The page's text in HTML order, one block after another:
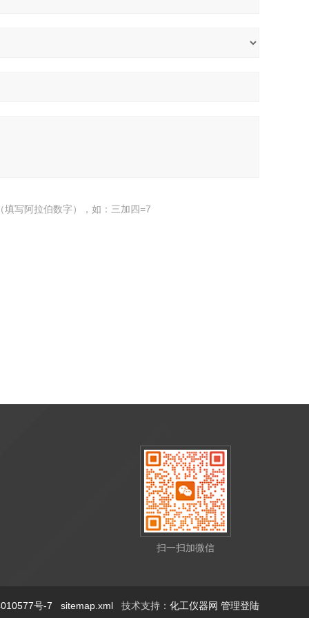
填写阿拉伯数字），如：三加四=7
扫一扫加微信
号-7 sitemap.xml 技术支持： 化工仪器网 管理登陆